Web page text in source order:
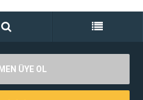
ÜYE OL